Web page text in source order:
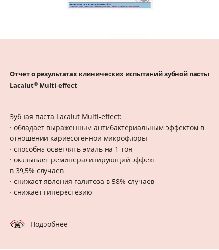
Отчет о результатах клинических испытаний зубной пасты
Lacalut® Multi‑effect
Зубная паста Lacalut Multi‑effect:
· обладает выраженным антибактериальным эффектом в
отношении кариесогенной микрофлоры
· способна осветлять эмаль на 1 тон
· оказывает реминерализирующий эффект
в 39,5% случаев
· снижает явления галитоза в 58% случаев
· снижает гиперестезию
Подробнее